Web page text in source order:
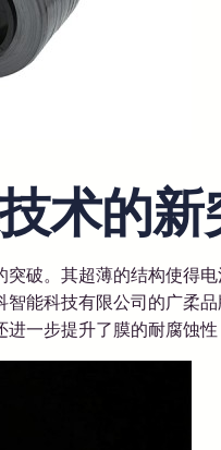
术的新
破。其超薄的结构使得
能科技有限公司的广柔
一步提升了膜的耐腐蚀